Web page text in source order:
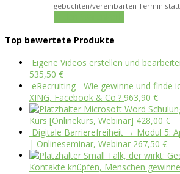
gebuchten/vereinbarten Termin statt
Top bewertete Produkte
Eigene Videos erstellen und
535,50 €
eRecruiting - Wie gewinne und finde
XING, Facebook & Co.? 963,90 €
Microsoft Word
Kurs [Onlinekurs, Webinar] 428,00 €
Digitale Barrierefreiheit → Modul 5:
| Onlineseminar, Webinar 267,50 €
Small Talk, der wirkt:
Kontakte knüpfen, Menschen